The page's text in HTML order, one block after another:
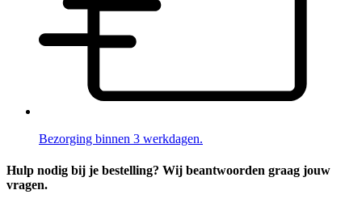
Bezorging binnen 3 werkdagen.
Hulp nodig bij je bestelling? Wij beantwoorden graag jouw
vragen.